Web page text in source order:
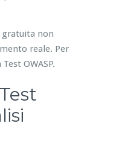
gratuita non
reale. Per
OWASP.